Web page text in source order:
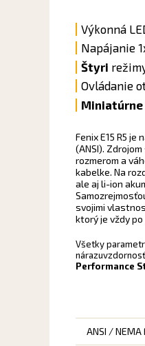
Výkonná
Napájanie
Štyri
Ovládanie
Miniatúrne
Fenix E15 R5
(ANSI).
rozmerom a
kabelke. Na
ale aj li-ion
svojimi
ktorý je vždy po
Všetky
Performance
ANSI / NEMA